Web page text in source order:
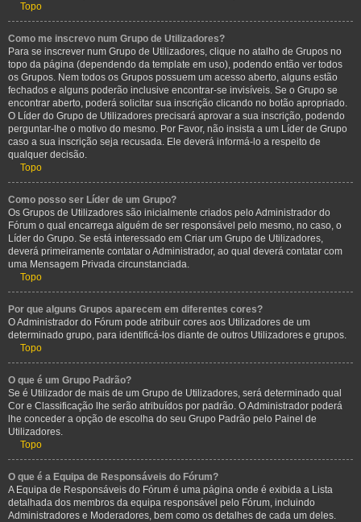
Topo
Como me inscrevo num Grupo de Utilizadores?
Para se inscrever num Grupo de Utilizadores, clique no atalho de Grupos no
topo da página (dependendo da template em uso), podendo então ver todos
os Grupos. Nem todos os Grupos possuem um acesso aberto, alguns estão
fechados e alguns poderão inclusive encontrar-se invisíveis. Se o Grupo se
encontrar aberto, poderá solicitar sua inscrição clicando no botão apropriado.
O Líder do Grupo de Utilizadores precisará aprovar a sua inscrição, podendo
perguntar-lhe o motivo do mesmo. Por Favor, não insista a um Líder de Grupo
caso a sua inscrição seja recusada. Ele deverá informá-lo a respeito de
qualquer decisão.
Topo
Como posso ser Líder de um Grupo?
Os Grupos de Utilizadores são inicialmente criados pelo Administrador do
Fórum o qual encarrega alguém de ser responsável pelo mesmo, no caso, o
Líder do Grupo. Se está interessado em Criar um Grupo de Utilizadores,
deverá primeiramente contatar o Administrador, ao qual deverá contatar com
uma Mensagem Privada circunstanciada.
Topo
Por que alguns Grupos aparecem em diferentes cores?
O Administrador do Fórum pode atribuir cores aos Utilizadores de um
determinado grupo, para identificá-los diante de outros Utilizadores e grupos.
Topo
O que é um Grupo Padrão?
Se é Utilizador de mais de um Grupo de Utilizadores, será determinado qual
Cor e Classificação lhe serão atribuídos por padrão. O Administrador poderá
lhe conceder a opção de escolha do seu Grupo Padrão pelo Painel de
Utilizadores.
Topo
O que é a Equipa de Responsáveis do Fórum?
A Equipa de Responsáveis do Fórum é uma página onde é exibida a Lista
detalhada dos membros da equipa responsável pelo Fórum, incluindo
Administradores e Moderadores, bem como os detalhes de cada um deles.